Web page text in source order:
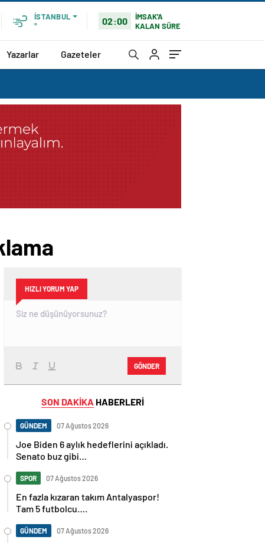
İSTANBUL
°
02:00
İMSAK'A
KALAN SÜRE
Yazarlar Gazeteler
HIZLI YORUM YAP
GÖNDER
SON DAKİKA HABERLERİ
GÜNDEM 07 Ağustos 2026
Joe Biden 6 aylık hedeflerini açıkladı.
Senato buz gibi…
SPOR 07 Ağustos 2026
En fazla kızaran takım Antalyaspor!
Tam 5 futbolcu….
GÜNDEM 07 Ağustos 2026